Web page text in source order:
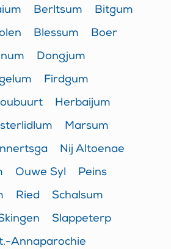
Berltsum Bitgum
Blessum Boer
Dongjum
Firdgum
Herbaijum
Marsum
Nij Altoenae
Ouwe Syl Peins
Ried Schalsum
Slappeterp
Annaparochie